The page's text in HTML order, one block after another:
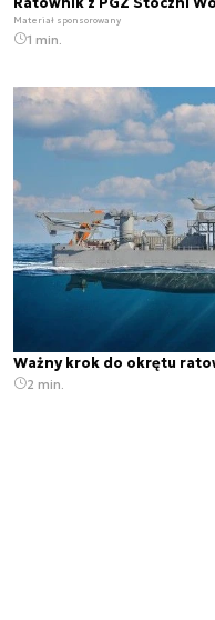
Materiał sponsorowany
1 min.
Ważny krok do okrętu
2 min.